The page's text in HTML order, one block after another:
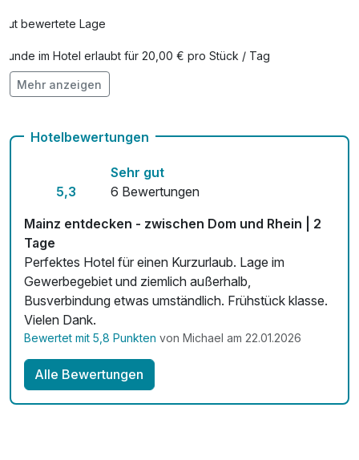
Gut bewertete Lage
Hunde im Hotel erlaubt für 20,00 € pro Stück / Tag
Kostenloses W-LAN
Mehr anzeigen
Hotelbewertungen
5,3
Sehr gut
6 Bewertungen
Mainz entdecken - zwischen Dom und Rhein | 2
Tage
Perfektes Hotel für einen Kurzurlaub. Lage im
Gewerbegebiet und ziemlich außerhalb,
Busverbindung etwas umständlich. Frühstück klasse.
Vielen Dank.
Bewertet mit 5,8 Punkten von Michael am 22.01.2026
Alle Bewertungen